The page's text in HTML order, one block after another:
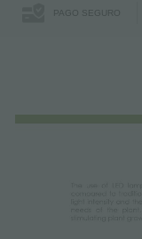
PAGO SEGURO